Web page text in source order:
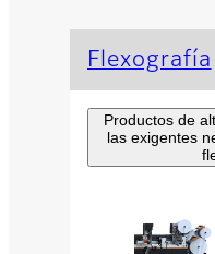
Flexografía
Productos de
las exigentes